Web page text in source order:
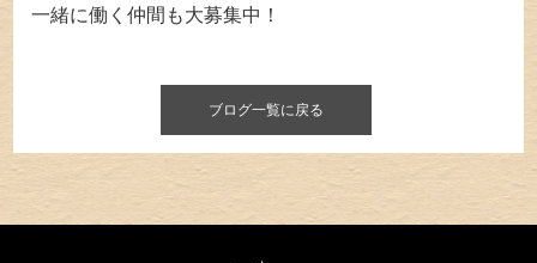
一緒に働く仲間も大募集中！
ブログ一覧に戻る